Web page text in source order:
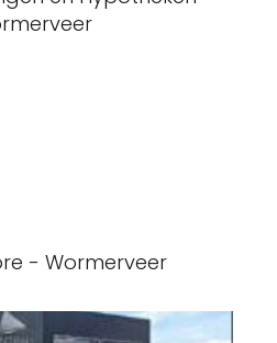
- Wormerveer